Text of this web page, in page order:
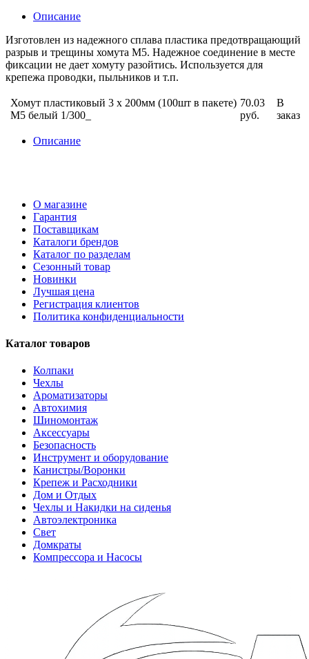
Описание
Изготовлен из надежного сплава пластика предотвращающий
разрыв и трещины хомута М5. Надежное соединение в месте
фиксации не дает хомуту разойтись. Используется для
крепежа проводки, пыльников и т.п.
Хомут пластиковый 3 х 200мм (100шт в пакете)
М5 белый 1/300_
70.03
руб.
В
заказ
Описание
О магазине
Гарантия
Поставщикам
Каталоги брендов
Каталог по разделам
Сезонный товар
Новинки
Лучшая цена
Регистрация клиентов
Политика конфиденциальности
Каталог товаров
Колпаки
Чехлы
Ароматизаторы
Автохимия
Шиномонтаж
Аксессуары
Безопасность
Инструмент и оборудование
Канистры/Воронки
Крепеж и Расходники
Дом и Отдых
Чехлы и Накидки на сиденья
Автоэлектроника
Свет
Домкраты
Компрессора и Насосы